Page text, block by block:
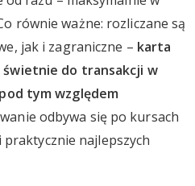
równie ważne: rozliczane są
jak i zagraniczne – karta
świetnie do transakcji w
tym względem
odbywa się po kursach
praktycznie najlepszych